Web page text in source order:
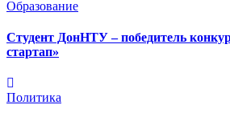
Образование
Студент ДонНТУ – победитель
стартап»
Политика